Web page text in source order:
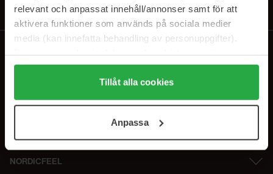
relevant och anpassat innehåll/annonser samt för att
aktivera funktioner som används på sociala medier
media (kan innefatta behandling av personuppgifter).
Genom att trycka på "Tillåt alla cookies" accepterar du
alla cookies, medan du under "Detaljer" kan anpassa
användningen av cookies. Du kan när som helst återkalla
samt vår Integritetspolicy.
Tillåt alla cookies
Anpassa
NORDICFEEL